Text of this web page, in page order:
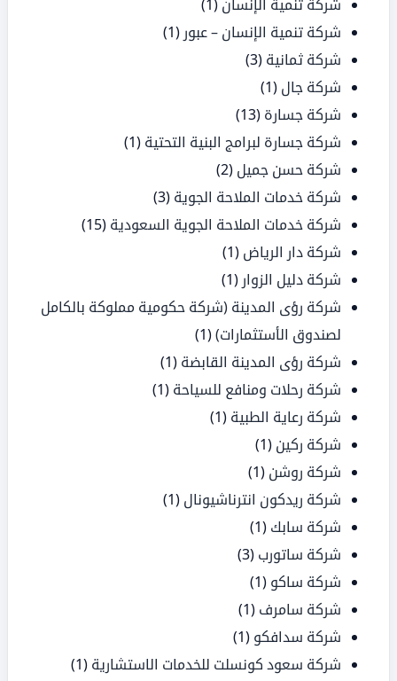
شركة تنمية الإنسان (1)
شركة تنمية الإنسان – عبور (1)
شركة ثمانية (3)
شركة جال (1)
شركة جسارة (13)
شركة جسارة لبرامج البنية التحتية (1)
شركة حسن جميل (2)
شركة خدمات الملاحة الجوية (3)
شركة خدمات الملاحة الجوية السعودية (15)
شركة دار الرياض (1)
شركة دليل الزوار (1)
شركة رؤى المدينة (شركة حكومية مملوكة بالكامل
لصندوق الأستثمارات)(1)
شركة رؤى المدينة القابضة (1)
شركة رحلات ومنافع للسياحة (1)
شركة رعاية الطبية (1)
شركة ركين (1)
شركة روشن (1)
شركة ريدكون انترناشيونال (1)
شركة سابك (1)
شركة ساتورب (3)
شركة ساكو (1)
شركة سامرف (1)
شركة سدافكو (1)
شركة سعود كونسلت للخدمات الاستشارية (1)